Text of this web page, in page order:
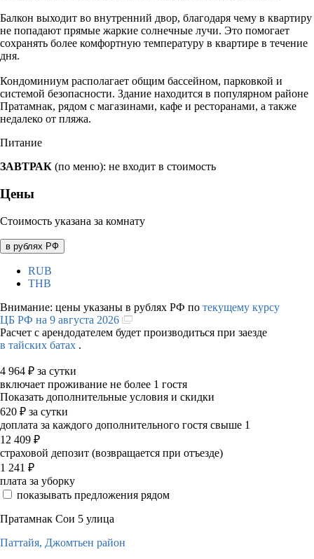
Балкон выходит во внутренний двор, благодаря чему в квартиру
не попадают прямые жаркие солнечные лучи. Это помогает
сохранять более комфортную температуру в квартире в течение
дня.
Кондоминиум располагает общим бассейном, парковкой и
системой безопасности. Здание находится в популярном районе
Пратамнак, рядом с магазинами, кафе и ресторанами, а также
недалеко от пляжа.
Питание
ЗАВТРАК (по меню): не входит в стоимость
Цены
Стоимость указана за комнату
в рублях РФ
RUB
THB
Внимание: цены указаны в рублях РФ по текущему курсу
ЦБ РФ на 9 августа 2026
Расчет с арендодателем будет производиться при заезде
в тайских батах .
4 964 ₽ за сутки
включает проживание не более 1 гостя
Показать дополнительные условия и скидки
620 ₽ за сутки
доплата за каждого дополнительного гостя свыше 1
12 409 ₽
страховой депозит (возвращается при отъезде)
1 241 ₽
плата за уборку
показывать предложения рядом
Пратамнак Сои 5 улица
Паттайя, Джомтьен район